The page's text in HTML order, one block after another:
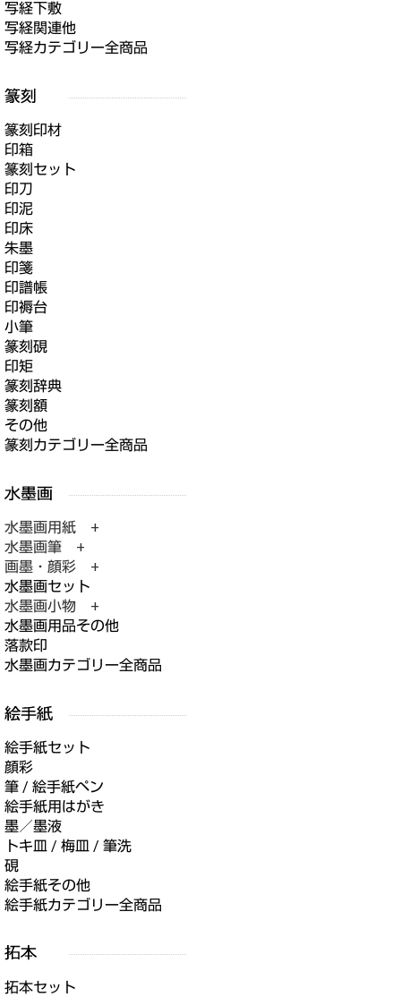
写経下敷
写経関連他
写経カテゴリー全商品
篆刻印材
印箱
篆刻セット
印刀
印泥
印床
朱墨
印箋
印譜帳
印褥台
小筆
篆刻硯
印矩
篆刻辞典
篆刻額
その他
篆刻カテゴリー全商品
水墨画用紙 +
水墨画筆 +
画墨・顔彩 +
水墨画セット
水墨画小物 +
水墨画用品その他
落款印
水墨画カテゴリー全商品
絵手紙セット
顔彩
筆 / 絵手紙ペン
絵手紙用はがき
墨／墨液
トキ皿 / 梅皿 / 筆洗
硯
絵手紙その他
絵手紙カテゴリー全商品
拓本セット